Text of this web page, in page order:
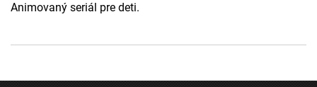
Animovaný seriál pre deti.